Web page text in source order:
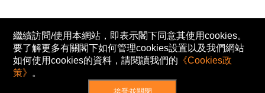
繼續訪問/使用本網站，即表示閣下同意其使用cookies。
要了解更多有關閣下如何管理cookies設置以及我們網站
如何使用cookies的資料，請閱讀我們的 《Cookies政
策》 。